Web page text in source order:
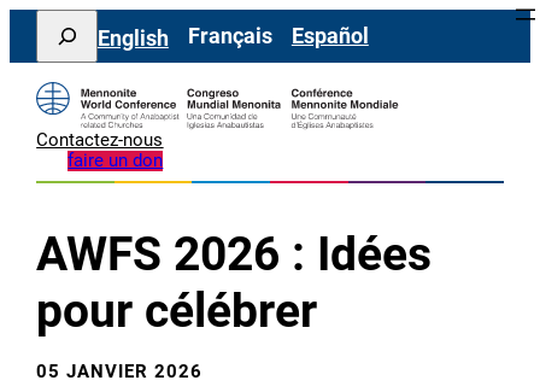
Aller
contenu
Search
English Français Español
Contactez-nous
faire un don
AWFS 2026 : Idées
pour célébrer
05 JANVIER 2026